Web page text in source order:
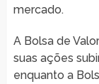
mercado.
A Bolsa de
suas ações
enquanto a